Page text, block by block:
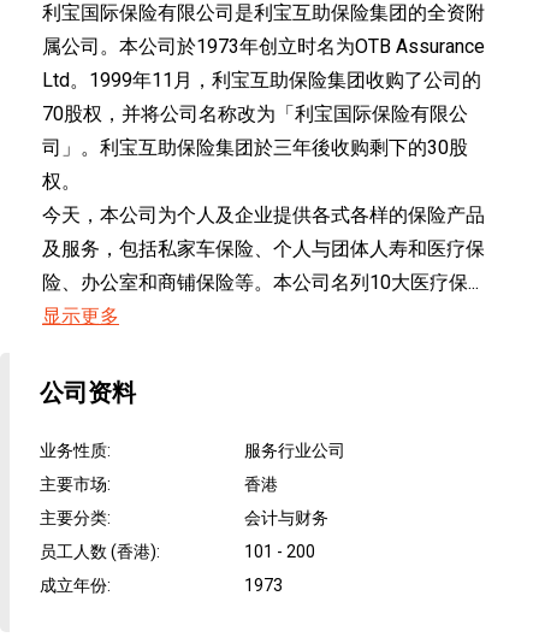
利宝国际保险有限公司是利宝互助保险集团的全资附
属公司。本公司於1973年创立时名为OTB Assurance
Ltd。1999年11月，利宝互助保险集团收购了公司的
70股权，并将公司名称改为「利宝国际保险有限公
司」。利宝互助保险集团於三年後收购剩下的30股
权。
今天，本公司为个人及企业提供各式各样的保险产品
及服务，包括私家车保险、个人与团体人寿和医疗保
险、办公室和商铺保险等。本公司名列10大医疗保...
显示更多
公司资料
业务性质:
服务行业公司
主要市场:
香港
主要分类:
会计与财务
员工人数 (香港):
101 - 200
成立年份: 1973